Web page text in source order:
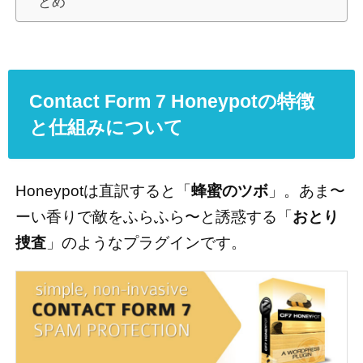
Contact Form 7 Honeypotの特徴
と仕組みについて
Honeypotは直訳すると「蜂蜜のツボ」。あま〜
ーい香りで敵をふらふら〜と誘惑する「おとり
捜査」のようなプラグインです。